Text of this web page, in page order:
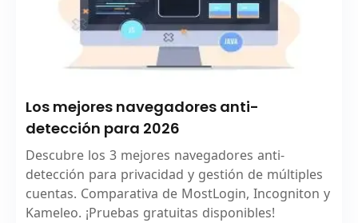
Los mejores navegadores anti-
detección para 2026
Descubre los 3 mejores navegadores anti-
detección para privacidad y gestión de múltiples
cuentas. Comparativa de MostLogin, Incogniton y
Kameleo. ¡Pruebas gratuitas disponibles!